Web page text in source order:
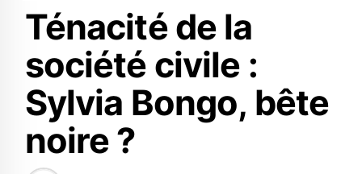
Ténacité de la
société civile :
Sylvia Bongo, bête
noire ?